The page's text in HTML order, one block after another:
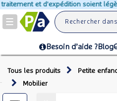
et d'expédition soient
Toggle
navigation
Besoin d’aide ?Blog
Tous les produits Petite
Mobilier